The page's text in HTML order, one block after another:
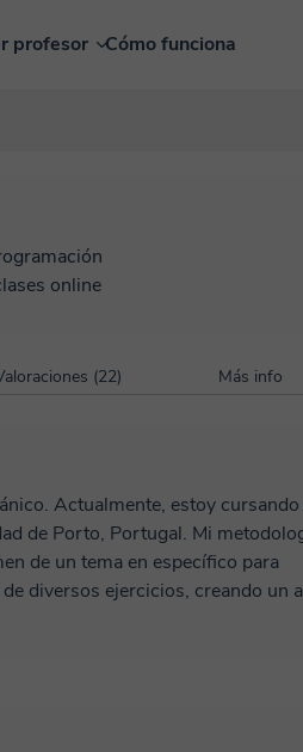
profesor Cómo funciona
online
(22) Más info
Actualmente, estoy
Mi metodología base
de un tema en específico para
diversos ejercicios, creando un
puede variar según las
haciendo que las clases